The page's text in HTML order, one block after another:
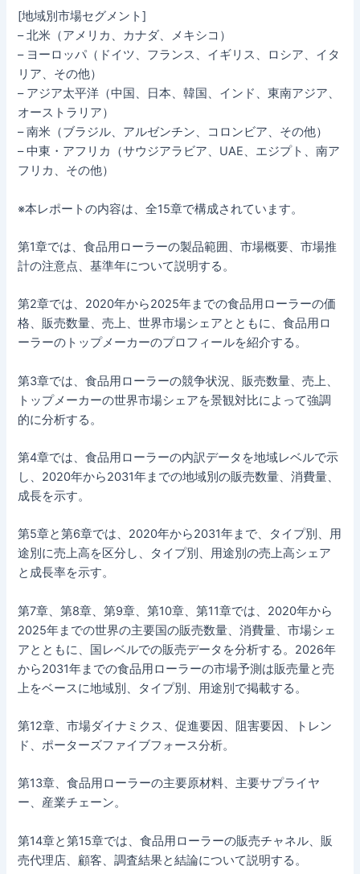
[地域別市場セグメント]
– 北米（アメリカ、カナダ、メキシコ）
– ヨーロッパ（ドイツ、フランス、イギリス、ロシア、イタ
リア、その他）
– アジア太平洋（中国、日本、韓国、インド、東南アジア、
オーストラリア）
– 南米（ブラジル、アルゼンチン、コロンビア、その他）
– 中東・アフリカ（サウジアラビア、UAE、エジプト、南ア
フリカ、その他）
※本レポートの内容は、全15章で構成されています。
第1章では、食品用ローラーの製品範囲、市場概要、市場推
計の注意点、基準年について説明する。
第2章では、2020年から2025年までの食品用ローラーの価
格、販売数量、売上、世界市場シェアとともに、食品用ロ
ーラーのトップメーカーのプロフィールを紹介する。
第3章では、食品用ローラーの競争状況、販売数量、売上、
トップメーカーの世界市場シェアを景観対比によって強調
的に分析する。
第4章では、食品用ローラーの内訳データを地域レベルで示
し、2020年から2031年までの地域別の販売数量、消費量、
成長を示す。
第5章と第6章では、2020年から2031年まで、タイプ別、用
途別に売上高を区分し、タイプ別、用途別の売上高シェア
と成長率を示す。
第7章、第8章、第9章、第10章、第11章では、2020年から
2025年までの世界の主要国の販売数量、消費量、市場シェ
アとともに、国レベルでの販売データを分析する。2026年
から2031年までの食品用ローラーの市場予測は販売量と売
上をベースに地域別、タイプ別、用途別で掲載する。
第12章、市場ダイナミクス、促進要因、阻害要因、トレン
ド、ポーターズファイブフォース分析。
第13章、食品用ローラーの主要原材料、主要サプライヤ
ー、産業チェーン。
第14章と第15章では、食品用ローラーの販売チャネル、販
売代理店、顧客、調査結果と結論について説明する。